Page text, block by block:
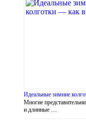
Идеальные зимние
Многие
и длинные …